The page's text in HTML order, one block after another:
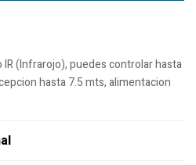
(Infrarojo), puedes controlar hasta
hasta 7.5 mts, alimentacion